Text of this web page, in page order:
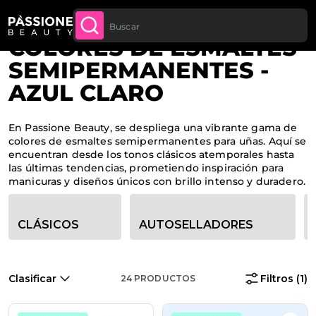
Descuento cantidad: desde un -5 % en todos
los pedidos a partir de 250 €
Migaja de pan
Home Esmaltes semipermanentes
COLORES DE ESMALTES
SEMIPERMANENTES -
AZUL CLARO
En Passione Beauty, se despliega una vibrante gama de
colores de esmaltes semipermanentes para uñas. Aquí se
encuentran desde los tonos clásicos atemporales hasta
las últimas tendencias, prometiendo inspiración para
manicuras y diseños únicos con brillo intenso y duradero.
Opciones de filtro de categoría
CLÁSICOS AUTOSELLADORES
Clasificar 24PRODUCTOS Filtros (1)